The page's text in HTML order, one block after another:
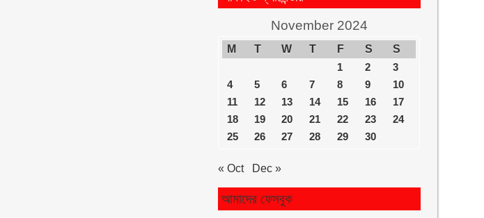
November 2024
M T W T F S
S
1
2
3
4
5 6 7 8 9
10
11
12 13 14 15 16
17
18
19 20 21 22 23
24
25
26 27 28 29 30
« Oct Dec »
আমাদের ফেসবুক